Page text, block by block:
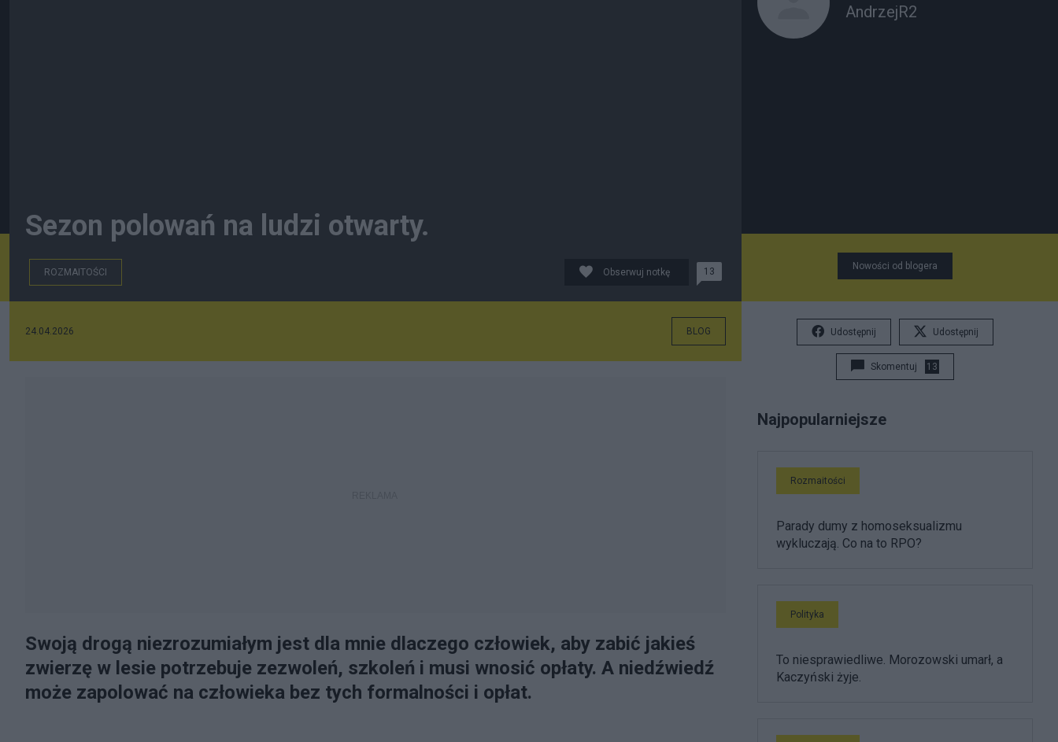
Sezon polowań na ludzi otwarty.
ROZMAITOŚCI Obserwuj notkę 13
24.04.2026 BLOG
Swoją drogą niezrozumiałym jest dla mnie dlaczego człowiek, aby zabić jakieś
zwierzę w lesie potrzebuje zezwoleń, szkoleń i musi wnosić opłaty. A niedźwiedź
może zapolować na człowieka bez tych formalności i opłat.
AndrzejR2
Nowości od blogera
Udostępnij Udostępnij
Skomentuj 13
Najpopularniejsze
Rozmaitości
Parady dumy z homoseksualizmu
wykluczają. Co na to RPO?
Polityka
To niesprawiedliwe. Morozowski umarł, a
Kaczyński żyje.